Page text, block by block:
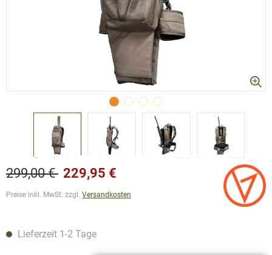
299,00 € 229,95 €
Preise inkl. MwSt. zzgl. Versandkosten
Lieferzeit 1-2 Tage